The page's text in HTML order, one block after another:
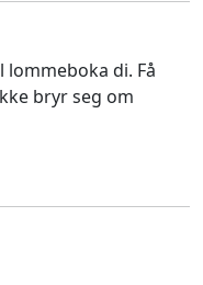
di. Få
bryr seg om